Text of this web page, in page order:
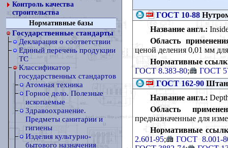
Контроль качества
строительства
Нормативные базы
Государственные стандарты
Декларация о соответствии
Единый перечень продукции
ТС
Классификатор
государственных стандартов
Атомная техника
Горное дело. Полезные
ископаемые
Здравоохранение.
Предметы санитарии и
гигиены
Изделия культурно-
бытового назначения
ГОСТ 10-88
Название англ.:
Область
ценой деления 0,01 мм
Нормативные
ГОСТ 8.383-80;
ГОСТ
ГОСТ 162-90
Название англ.:
Область
предназначенные для
Нормативные
2.601-95;
ГОСТ 8.001-